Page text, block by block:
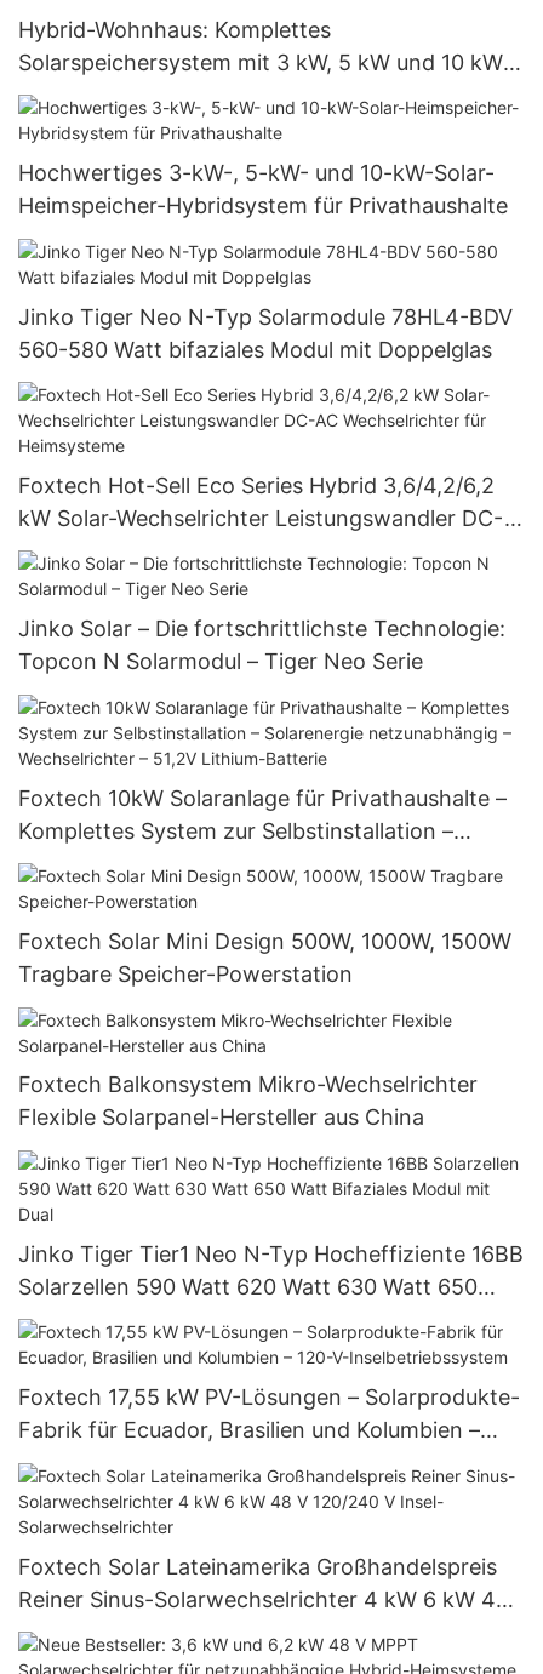
Fernbedienung und Lithium-Akku
Hybrid-Wohnhaus: Komplettes
Solarspeichersystem mit 3 kW, 5 kW und 10 kW
CATL-Lithium-Eisen-Batterien – Über Foxtech
Hochwertiges 3-kW-, 5-kW- und 10-kW-Solar-
Heimspeicher-Hybridsystem für Privathaushalte
Jinko Tiger Neo N-Typ Solarmodule 78HL4-BDV
560-580 Watt bifaziales Modul mit Doppelglas
Foxtech Hot-Sell Eco Series Hybrid 3,6/4,2/6,2
kW Solar-Wechselrichter Leistungswandler DC-
AC Wechselrichter für Heimsysteme
Jinko Solar – Die fortschrittlichste Technologie:
Topcon N Solarmodul – Tiger Neo Serie
Foxtech 10kW Solaranlage für Privathaushalte –
Komplettes System zur Selbstinstallation –
Solarenergie netzunabhängig – Wechselrichter –
51,2V Lithium-Batterie
Foxtech Solar Mini Design 500W, 1000W, 1500W
Tragbare Speicher-Powerstation
Foxtech Balkonsystem Mikro-Wechselrichter
Flexible Solarpanel-Hersteller aus China
Jinko Tiger Tier1 Neo N-Typ Hocheffiziente 16BB
Solarzellen 590 Watt 620 Watt 630 Watt 650
Watt Bifaziales Modul mit Dual
Foxtech 17,55 kW PV-Lösungen – Solarprodukte-
Fabrik für Ecuador, Brasilien und Kolumbien –
120-V-Inselbetriebssystem
Foxtech Solar Lateinamerika Großhandelspreis
Reiner Sinus-Solarwechselrichter 4 kW 6 kW 48
V 120/240 V Insel-Solarwechselrichter